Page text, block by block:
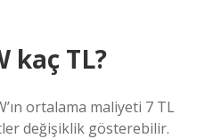
kaç TL?
ortalama maliyeti 7 TL
değişiklik gösterebilir.